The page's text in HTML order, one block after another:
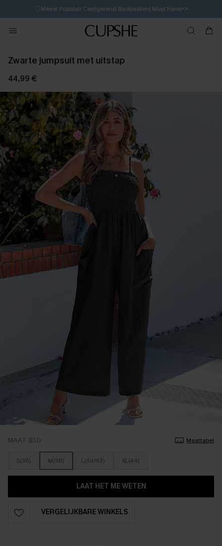
🩱Meest Populair Corrigerend Badpakken| Must Have>>
💌Abonneer je & ontvang tot 15% korting>>
Koop 3, krijg 15% korting | CODE: SW15 1D:8H:6M:22S
Zwarte jumpsuit met uitstap
44,99 €
MAAT (EU) Maattabel
S(36) M(38) L(40/42) XL(44)
LAAT HET ME WETEN
VERGELIJKBARE WINKELS